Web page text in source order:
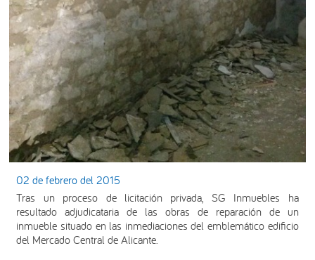
02 de febrero del 2015
Tras un proceso de licitación privada, SG Inmuebles ha
resultado adjudicataria de las obras de reparación de un
inmueble situado en las inmediaciones del emblemático edificio
del Mercado Central de Alicante.